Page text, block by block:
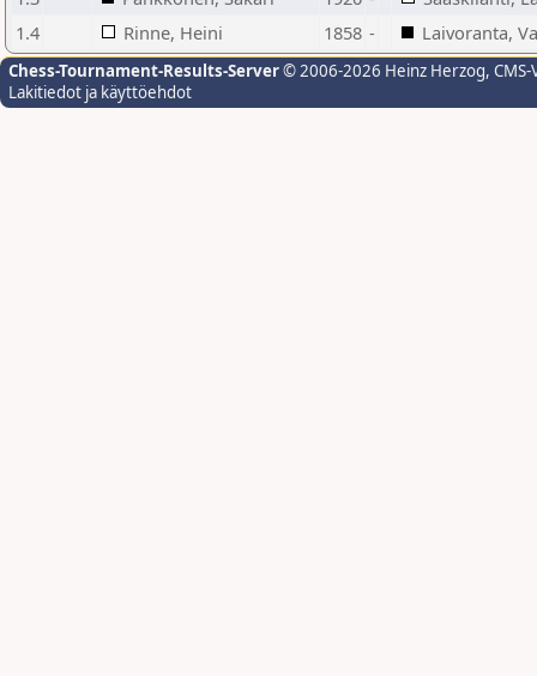
1.4
Rinne, Heini 1858 - Laivoranta,
Chess-Tournament-Results-Server© 2006-2026 Heinz Herzog,
Lakitiedot ja käyttöehdot